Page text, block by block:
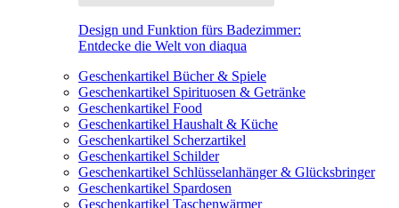
Design und Funktion fürs Badezimmer:
Entdecke die Welt von diaqua
Geschenkartikel Bücher & Spiele
Geschenkartikel Spirituosen & Getränke
Geschenkartikel Food
Geschenkartikel Haushalt & Küche
Geschenkartikel Scherzartikel
Geschenkartikel Schilder
Geschenkartikel Schlüsselanhänger & Glücksbringer
Geschenkartikel Spardosen
Geschenkartikel Taschenwärmer